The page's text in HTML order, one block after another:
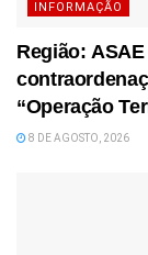
INFORMAÇÃO
Região:
“Operação
8 DE AGOSTO, 2026